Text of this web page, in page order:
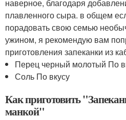
наверное, благодаря
плавленного сыра. в общем
порадовать свою семью
ужином, я рекомендую вам
приготовления запеканки из
Перец черный молотый По
Соль По вкусу
Как приготовить
манкой"